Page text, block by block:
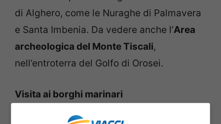
di Alghero, come le Nuraghe di Palmavera
e Santa Imbenia. Da vedere anche l’Area
archeologica del Monte Tiscali,
nell’entroterra del Golfo di Orosei.
Visita ai borghi marinari